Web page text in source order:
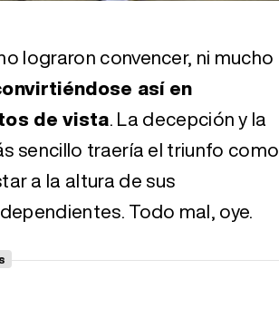
lograron convencer, ni mucho
así en
de vista. La decepción y la
sencillo traería el triunfo como
a la altura de sus
Todo mal, oye.